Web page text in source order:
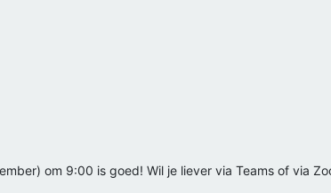
om 9:00 is goed! Wil je liever via Teams of via